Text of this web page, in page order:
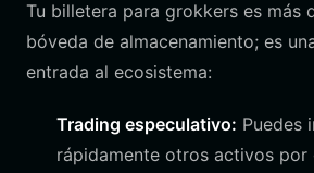
Tu billetera para grokkers es más
bóveda de almacenamiento; es
entrada al ecosistema:
Trading especulativo: Puedes
rápidamente otros activos por